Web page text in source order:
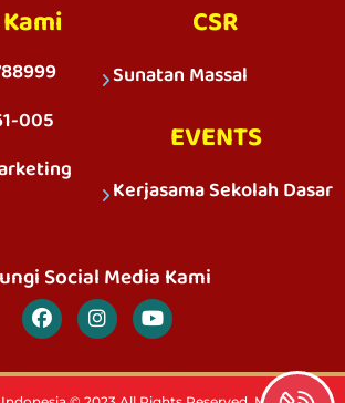
005
CSR
Sunatan Massal
EVENTS
Kerjasama Sekolah Dasar
Social Media Kami